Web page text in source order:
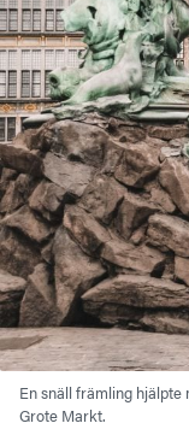
En snäll främling hjälpte
Grote Markt.